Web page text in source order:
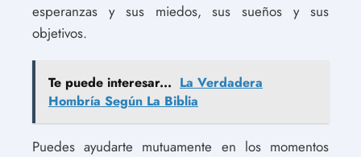
esperanzas y sus miedos, sus sueños y sus
objetivos.
Te puede interesar... La Verdadera
Hombría Según La Biblia
Puedes ayudarte mutuamente en los momentos